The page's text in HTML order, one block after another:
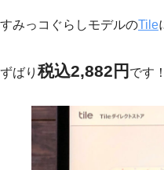
すみっコぐらしモデルのTile
ずばり 税込2,882円 です！